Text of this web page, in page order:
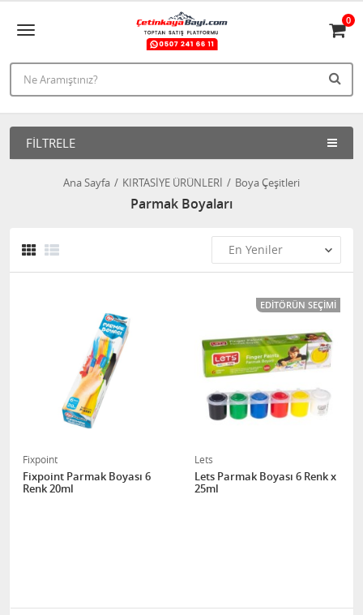
0
FILTRELE
Ana Sayfa KIRTASİYE ÜRÜNLERİ Boya Çeşitleri
Parmak Boyaları
Fixpoint
Fixpoint Parmak Boyası 6
Renk 20ml
EDITÖRÜN SEÇIMI
Lets
Lets Parmak Boyası 6 Renk x
25ml